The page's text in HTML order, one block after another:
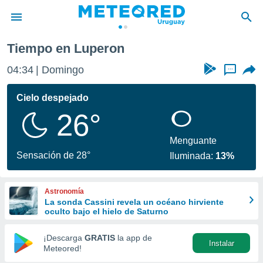
de
ha
calidad.
a este
las
y
forma
digital
basada
Tiempo en Luperon
04:34 Domingo ...
Cielo despejado
26°
Sensación de 28°
Menguante
Iluminada: 13%
Astronomía
La sonda Cassini revela un océano hirviente
oculto bajo el hielo de Saturno
¡Descarga GRATIS la app de
Meteored!
Instalar